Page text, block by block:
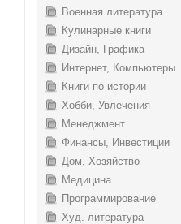
Военная литература
Кулинарные книги
Дизайн, Графика
Интернет, Компьютеры
Книги по истории
Хобби, Увлечения
Менеджмент
Финансы, Инвестиции
Дом, Хозяйство
Медицина
Программирование
Худ. литература